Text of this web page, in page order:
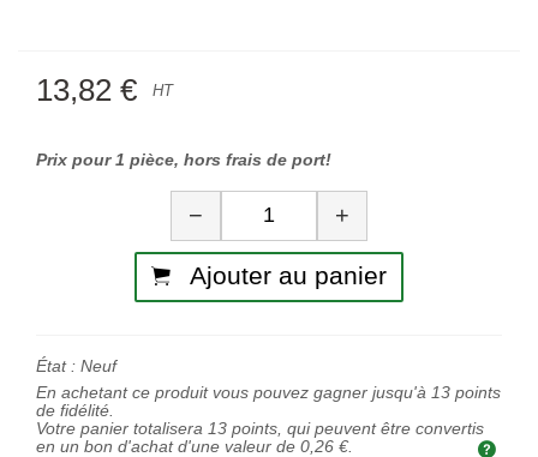
13,82 € HT
Prix pour 1 pièce, hors frais de port!
Quantité
− +
Ajouter au panier
État : Neuf
En achetant ce produit vous pouvez gagner jusqu'à 13 points
de fidélité.
Votre panier totalisera 13 points, qui peuvent être convertis
en un bon d'achat d'une valeur de 0,26 €.